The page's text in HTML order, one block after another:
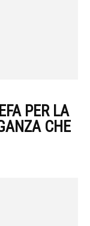
PER LA
CHE